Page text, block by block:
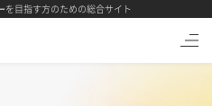
を目指す方のための総合サイト